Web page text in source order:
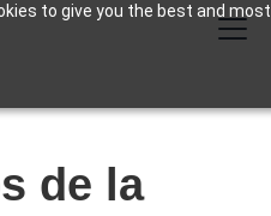
to give you the best and
de la